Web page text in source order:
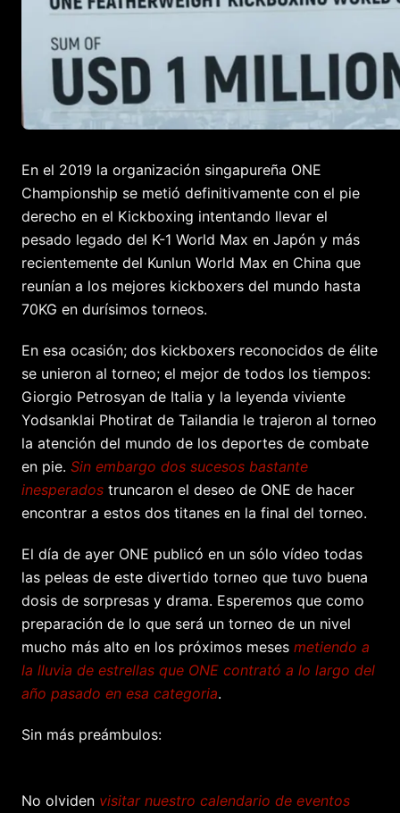
En el 2019 la organización singapureña ONE
Championship se metió definitivamente con el pie
derecho en el Kickboxing intentando llevar el
pesado legado del K-1 World Max en Japón y más
recientemente del Kunlun World Max en China que
reunían a los mejores kickboxers del mundo hasta
70KG en durísimos torneos.
En esa ocasión; dos kickboxers reconocidos de élite
se unieron al torneo; el mejor de todos los tiempos:
Giorgio Petrosyan de Italia y la leyenda viviente
Yodsanklai Photirat de Tailandia le trajeron al torneo
la atención del mundo de los deportes de combate
en pie. Sin embargo dos sucesos bastante
inesperados truncaron el deseo de ONE de hacer
encontrar a estos dos titanes en la final del torneo.
El día de ayer ONE publicó en un sólo vídeo todas
las peleas de este divertido torneo que tuvo buena
dosis de sorpresas y drama. Esperemos que como
preparación de lo que será un torneo de un nivel
mucho más alto en los próximos meses metiendo a
la lluvia de estrellas que ONE contrató a lo largo del
año pasado en esa categoria.
Sin más preámbulos:
No olviden visitar nuestro calendario de eventos